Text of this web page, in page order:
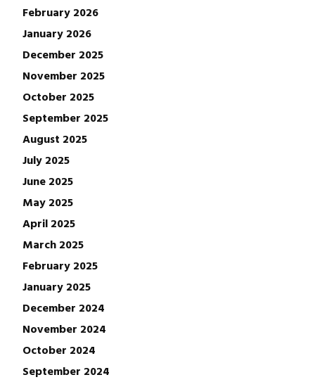
February 2026
January 2026
December 2025
November 2025
October 2025
September 2025
August 2025
July 2025
June 2025
May 2025
April 2025
March 2025
February 2025
January 2025
December 2024
November 2024
October 2024
September 2024